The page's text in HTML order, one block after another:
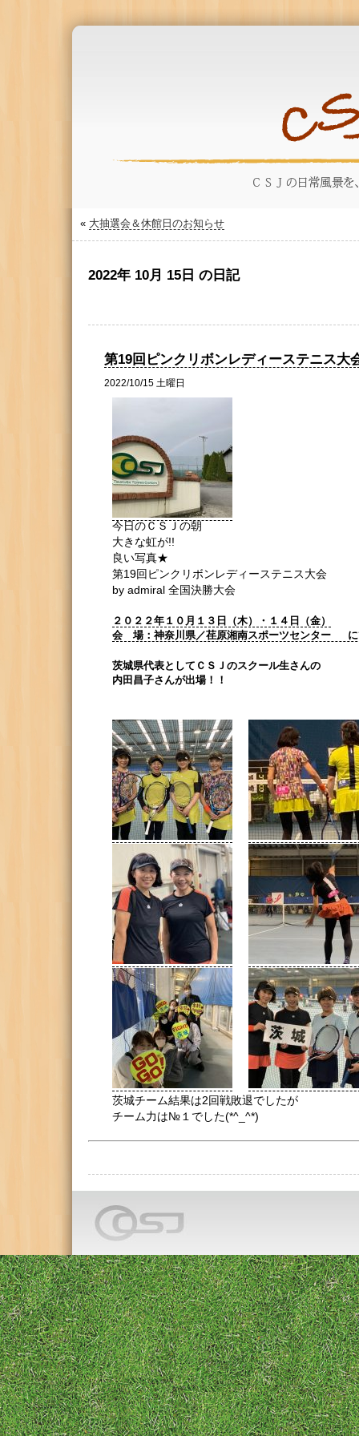
« 大抽選会＆休館日のお知らせ
2022年 10月 15日 の日記
第19回ピンクリボンレディーステニス大
2022/10/15 土曜日
今日のＣＳＪの朝
大きな虹が!!
良い写真★
第19回ピンクリボンレディーステニス大会
by admiral 全国決勝大会
２０２２年１０月１３日（木）・１４日（金）
会 場：神奈川県／荏原湘南スポーツセンター に
茨城県代表としてＣＳＪのスクール生さんの
内田昌子さんが出場！！
茨城チーム結果は2回戦敗退でしたが
チーム力は№１でした(*^_^*)